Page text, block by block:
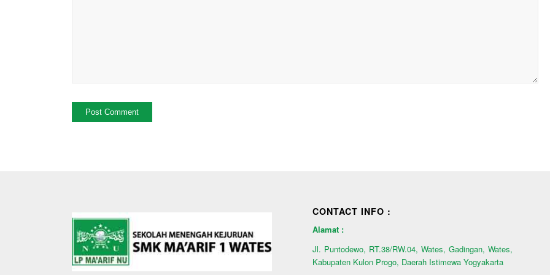
CONTACT INFO :
Alamat :
Jl. Puntodewo, RT.38/RW.04, Wates, Gadingan, Wates,
Kabupaten Kulon Progo, Daerah Istimewa Yogyakarta